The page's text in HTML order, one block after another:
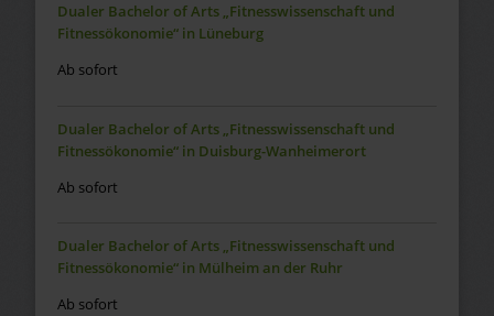
Dualer Bachelor of Arts „Fitnesswissenschaft und
Fitnessökonomie“ in Lüneburg
Ab sofort
Dualer Bachelor of Arts „Fitnesswissenschaft und
Fitnessökonomie“ in Duisburg-Wanheimerort
Ab sofort
Dualer Bachelor of Arts „Fitnesswissenschaft und
Fitnessökonomie“ in Mülheim an der Ruhr
Ab sofort